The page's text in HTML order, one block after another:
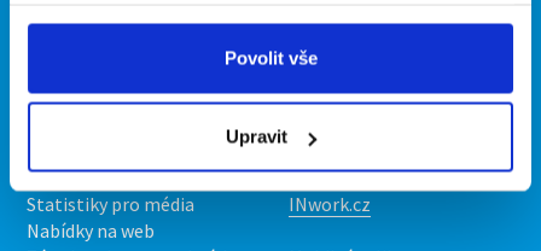
Povolit vše
Upravit
Kontakt
Upravit předvolby cookies
Statistiky pro média
Nabídky na web
Naše další projekty
Mobilní aplikace
Nabídka práce z celé ČR
INwork.cz